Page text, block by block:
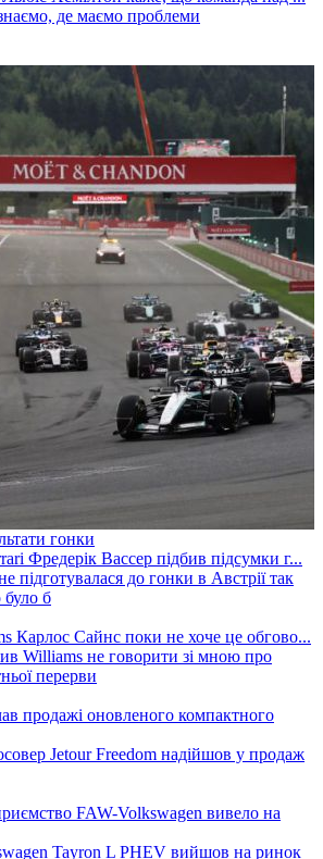
де маємо проблеми
гонки
підготувалася до гонки в Австрії так
було б
Williams не говорити зі мною про
перерви
Jetour Freedom надійшов у продаж
Tayron L PHEV вийшов на ринок